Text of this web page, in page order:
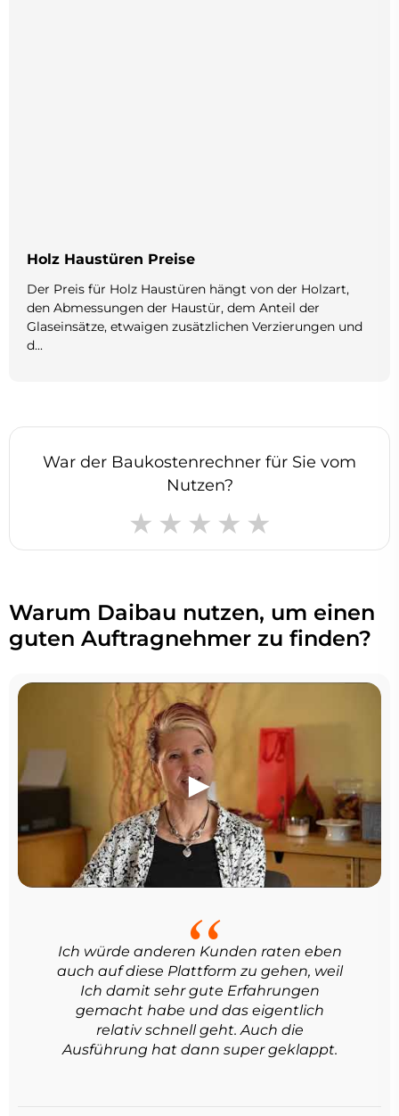
Holz Haustüren Preise
Der Preis für Holz Haustüren hängt von der Holzart,
den Abmessungen der Haustür, dem Anteil der
Glaseinsätze, etwaigen zusätzlichen Verzierungen und
d...
War der Baukostenrechner für Sie vom
Nutzen?
Warum Daibau nutzen, um einen
guten Auftragnehmer zu finden?
Ich würde anderen Kunden raten eben
auch auf diese Plattform zu gehen, weil
Ich damit sehr gute Erfahrungen
gemacht habe und das eigentlich
relativ schnell geht. Auch die
Ausführung hat dann super geklappt.